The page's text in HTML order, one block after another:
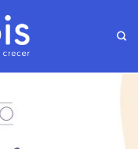
mujer
NOBIS